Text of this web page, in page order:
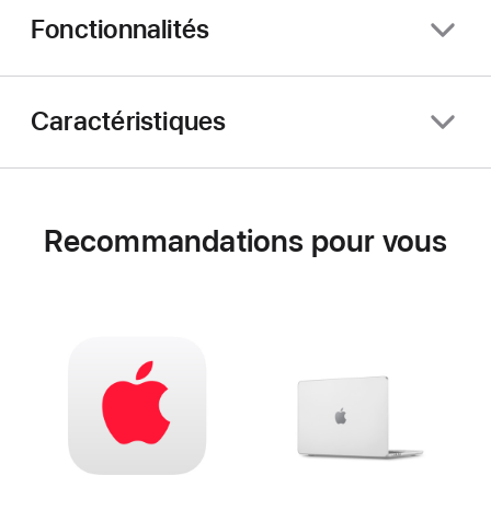
Fonctionnalités
Caractéristiques
Recommandations pour vous